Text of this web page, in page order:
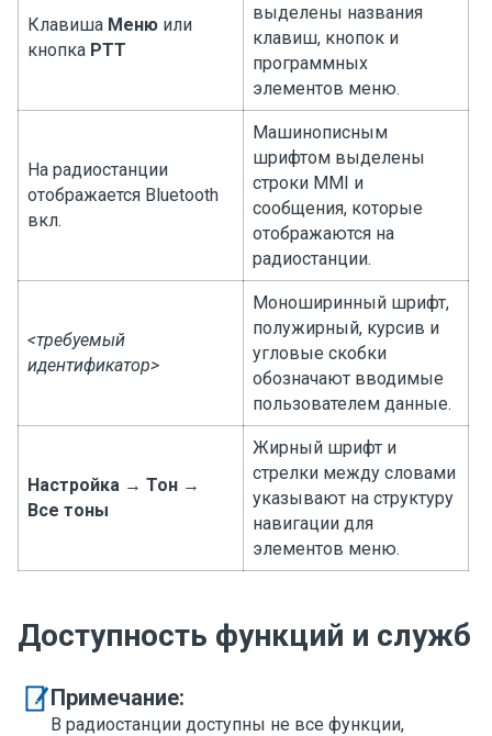
Клавиша Меню или
кнопка PTT
выделены названия
клавиш, кнопок и
программных
элементов меню.
На радиостанции
отображается Bluetooth
вкл.
Машинописным
шрифтом выделены
строки MMI и
сообщения, которые
отображаются на
радиостанции.
<требуемый
идентификатор>
Моноширинный шрифт,
полужирный, курсив и
угловые скобки
обозначают вводимые
пользователем данные.
Настройка → Тон →
Все тоны
Жирный шрифт и
стрелки между словами
указывают на структуру
навигации для
элементов меню.
Доступность функций и служб
Примечание:
В радиостанции доступны не все функции,